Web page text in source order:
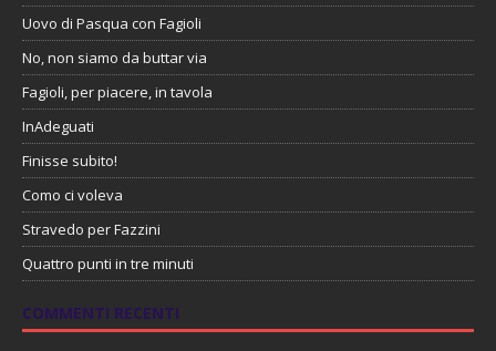
Uovo di Pasqua con Fagioli
No, non siamo da buttar via
Fagioli, per piacere, in tavola
InAdeguati
Finisse subito!
Como ci voleva
Stravedo per Fazzini
Quattro punti in tre minuti
COMMENTI RECENTI